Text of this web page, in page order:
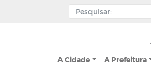
A Cidade A Prefeitura